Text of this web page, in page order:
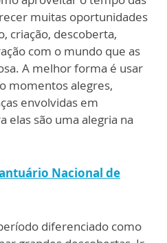
muitas oportunidades
criação, descoberta,
com o mundo que as
A melhor forma é usar
momentos alegres,
envolvidas em
elas são uma alegria na
Nacional de
diferenciado como